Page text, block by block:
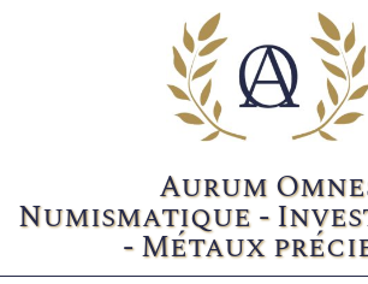
Aurum
Numismatique -
- Métaux